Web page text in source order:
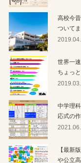
高校今
ついて
世界一
ちょっ
中学理
応式の
【最新
や公立